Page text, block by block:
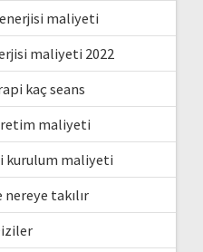
maliyeti
maliyeti 2022
kaç seans
maliyeti
kurulum maliyeti
takılır